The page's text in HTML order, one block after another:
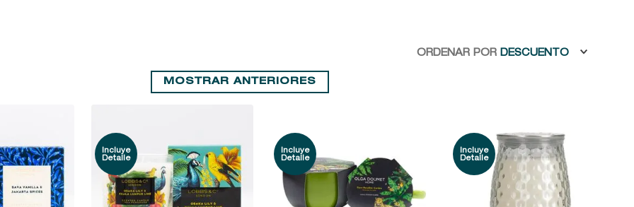
ORDENAR POR DESCUENTO
MOSTRAR ANTERIORES